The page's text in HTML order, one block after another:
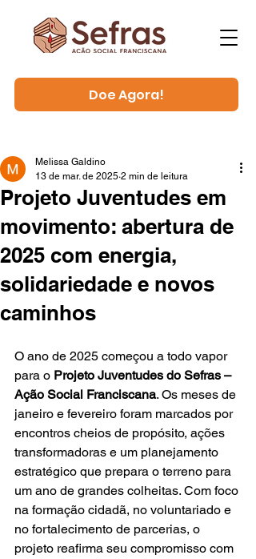
Doe Agora!
Projeto Juventudes em
movimento: abertura de
2025 com energia,
solidariedade e novos
caminhos
Melissa Galdino
13 de mar. de 2025 2 min de leitura
O ano de 2025 começou a todo vapor
para o Projeto Juventudes do Sefras –
Ação Social Franciscana. Os meses de
janeiro e fevereiro foram marcados por
encontros cheios de propósito, ações
transformadoras e um planejamento
estratégico que prepara o terreno para
um ano de grandes colheitas. Com foco
na formação cidadã, no voluntariado e
no fortalecimento de parcerias, o
projeto reafirma seu compromisso com